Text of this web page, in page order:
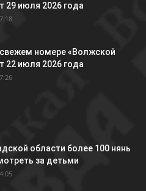
29 июля 2026 года
номере «Волжской
22 июля 2026 года
области более 100 нянь
за детьми